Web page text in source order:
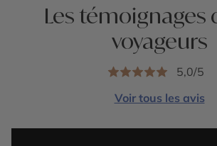
Les témoignages
voyageurs
5,0/5
Voir tous les avis